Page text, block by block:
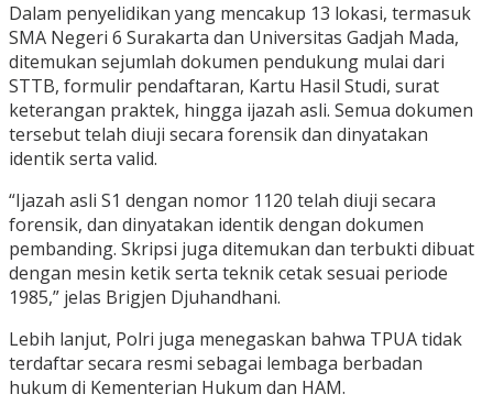
Dalam penyelidikan yang mencakup 13 lokasi, termasuk
SMA Negeri 6 Surakarta dan Universitas Gadjah Mada,
ditemukan sejumlah dokumen pendukung mulai dari
STTB, formulir pendaftaran, Kartu Hasil Studi, surat
keterangan praktek, hingga ijazah asli. Semua dokumen
tersebut telah diuji secara forensik dan dinyatakan
identik serta valid.
“Ijazah asli S1 dengan nomor 1120 telah diuji secara
forensik, dan dinyatakan identik dengan dokumen
pembanding. Skripsi juga ditemukan dan terbukti dibuat
dengan mesin ketik serta teknik cetak sesuai periode
1985,” jelas Brigjen Djuhandhani.
Lebih lanjut, Polri juga menegaskan bahwa TPUA tidak
terdaftar secara resmi sebagai lembaga berbadan
hukum di Kementerian Hukum dan HAM.